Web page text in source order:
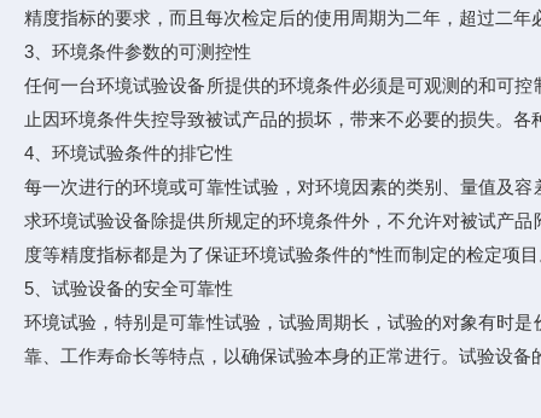
精度指标的要求，而且每次检定后的使用周期为二年，超过二
3、环境条件参数的可测控性
任何一台环境试验设备所提供的环境条件必须是可观测的和可
止因环境条件失控导致被试产品的损坏，带来不必要的损失。
4、环境试验条件的排它性
每一次进行的环境或可靠性试验，对环境因素的类别、量值及
求环境试验设备除提供所规定的环境条件外，不允许对被试产
度等精度指标都是为了保证环境试验条件的*性而制定的检定项
5、试验设备的安全可靠性
环境试验，特别是可靠性试验，试验周期长，试验的对象有时
靠、工作寿命长等特点，以确保试验本身的正常进行。试验设